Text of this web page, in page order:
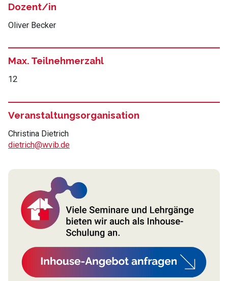
Dozent/in
Oliver Becker
Max. Teilnehmerzahl
12
Veranstaltungsorganisation
Christina Dietrich
dietrich@wvib.de